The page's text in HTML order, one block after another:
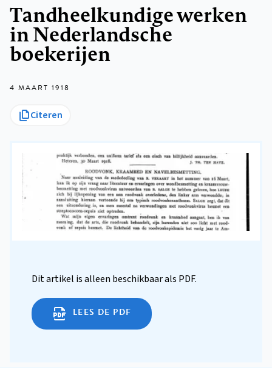
Tandheelkundige werken
in Nederlandsche
boekerijen
4 MAART 1918
Citeren
Dit artikel is alleen beschikbaar als PDF.
LEES DE PDF